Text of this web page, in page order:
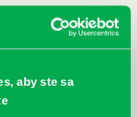
aby ste sa